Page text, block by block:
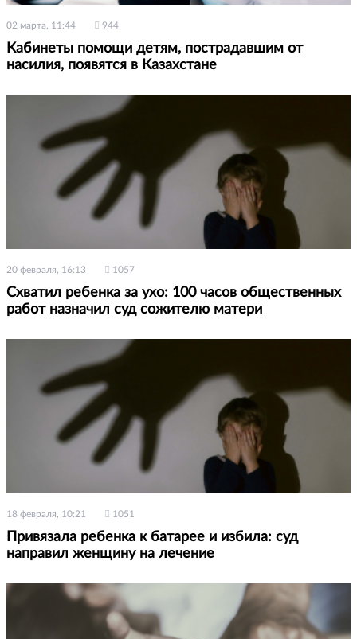
02 марта, 11:44 944
Кабинеты помощи детям, пострадавшим от
насилия, появятся в Казахстане
20 февраля, 16:13 1057
Схватил ребенка за ухо: 100 часов общественных
работ назначил суд сожителю матери
18 февраля, 10:21 1051
Привязала ребенка к батарее и избила: суд
направил женщину на лечение